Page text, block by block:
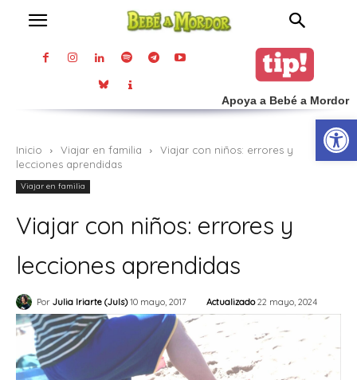
Apoya a Bebé a Mordor
Inicio Viajar en familia
Viajar con niños: errores y
lecciones aprendidas
Viajar en familia
Viajar con niños: errores y
lecciones aprendidas
Por Julia Iriarte (Juls) 10 mayo, 2017 Actualizado 22 mayo, 2024